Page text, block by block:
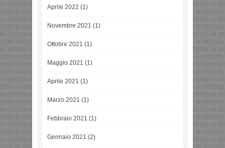
Aprile 2022 (1)
Novembre 2021 (1)
Ottobre 2021 (1)
Maggio 2021 (1)
Aprile 2021 (1)
Marzo 2021 (1)
Febbraio 2021 (1)
Gennaio 2021 (2)